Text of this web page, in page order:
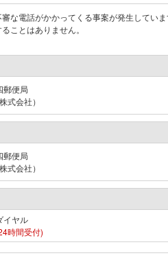
な電話がかかってくる事案が発生していま
ことはありません。
郵便局
式会社）
郵便局
式会社）
イヤル
時間受付)